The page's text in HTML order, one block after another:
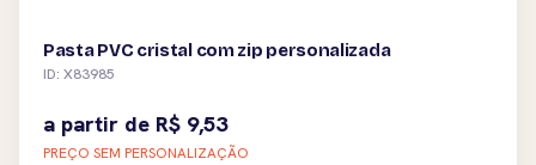
Pasta PVC cristal com zip personalizada
ID: X83985
a partir de R$ 9,53
PREÇO SEM PERSONALIZAÇÃO